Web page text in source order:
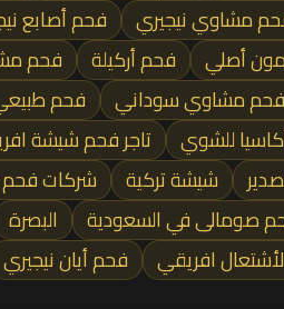
مشاوي نيجيري فحم أصابع
أصلي فحم أركيلة فحم
مشاوي سوداني فحم
للشوي تاجر فحم شيشة
شيشة تركية شركات
صومالى في السعودية البصرة
افريقي
فحم أيان نيجيري